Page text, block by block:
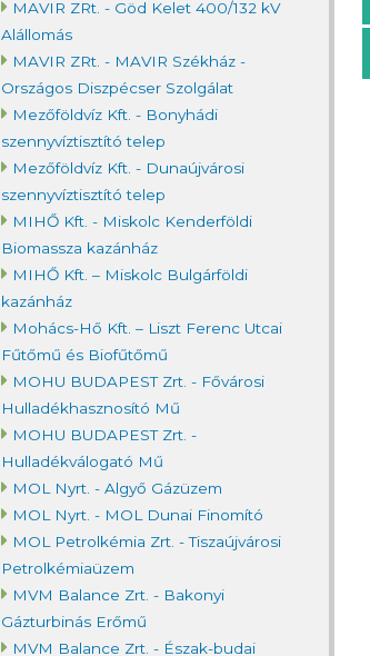
MAVIR ZRt. - Göd Kelet 400/132 kV
Alállomás
MAVIR ZRt. - MAVIR Székház -
Országos Diszpécser Szolgálat
Mezőföldvíz Kft. - Bonyhádi
szennyvíztisztító telep
Mezőföldvíz Kft. - Dunaújvárosi
szennyvíztisztító telep
MIHŐ Kft. - Miskolc Kenderföldi
Biomassza kazánház
MIHŐ Kft. – Miskolc Bulgárföldi
kazánház
Mohács-Hő Kft. – Liszt Ferenc Utcai
Fűtőmű és Biofűtőmű
MOHU BUDAPEST Zrt. - Fővárosi
Hulladékhasznosító Mű
MOHU BUDAPEST Zrt. -
Hulladékválogató Mű
MOL Nyrt. - Algyő Gázüzem
MOL Nyrt. - MOL Dunai Finomító
MOL Petrolkémia Zrt. - Tiszaújvárosi
Petrolkémiaüzem
MVM Balance Zrt. - Bakonyi
Gázturbinás Erőmű
MVM Balance Zrt. - Észak-budai